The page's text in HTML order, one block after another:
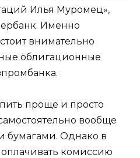
Илья Муромец»,
Именно
внимательно
облигационные
проще и просто
вообще
бумагами. Однако в
комиссию